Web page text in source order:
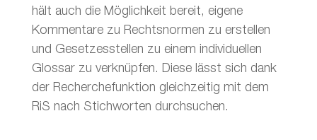
hält auch die Möglichkeit bereit, eigene
Kommentare zu Rechtsnormen zu erstellen
und Gesetzesstellen zu einem individuellen
Glossar zu verknüpfen. Diese lässt sich dank
der Recherchefunktion gleichzeitig mit dem
RiS nach Stichworten durchsuchen.